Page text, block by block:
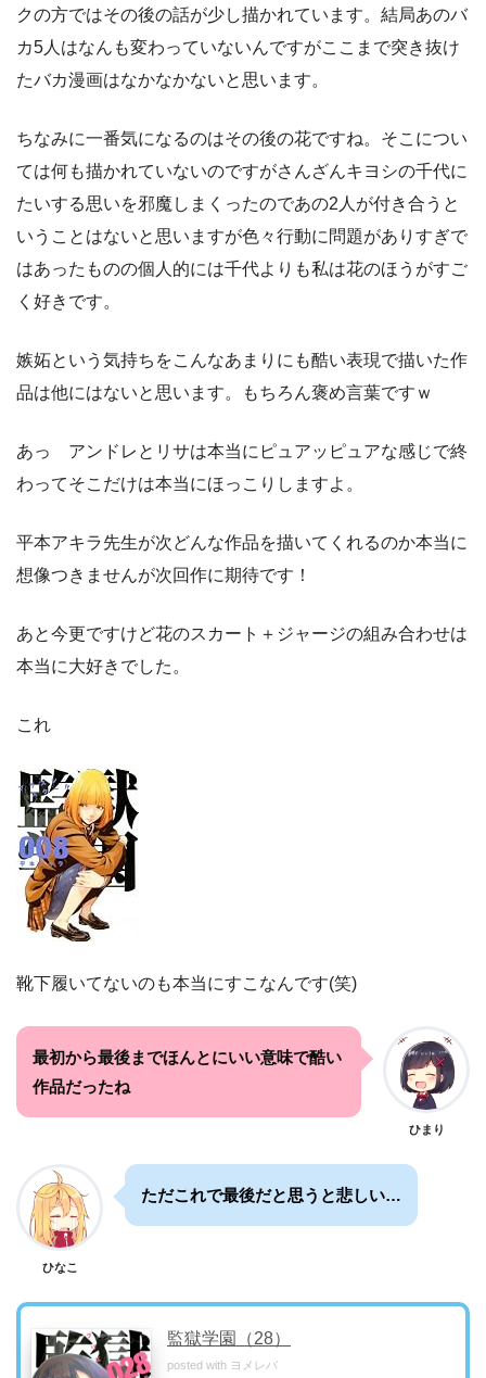
クの方ではその後の話が少し描かれています。結局あのバ
カ5人はなんも変わっていないんですがここまで突き抜け
たバカ漫画はなかなかないと思います。
ちなみに一番気になるのはその後の花ですね。そこについ
ては何も描かれていないのですがさんざんキヨシの千代に
たいする思いを邪魔しまくったのであの2人が付き合うと
いうことはないと思いますが色々行動に問題がありすぎで
はあったものの個人的には千代よりも私は花のほうがすご
く好きです。
嫉妬という気持ちをこんなあまりにも酷い表現で描いた作
品は他にはないと思います。もちろん褒め言葉ですｗ
あっ アンドレとリサは本当にピュアッピュアな感じで終
わってそこだけは本当にほっこりしますよ。
平本アキラ先生が次どんな作品を描いてくれるのか本当に
想像つきませんが次回作に期待です！
あと今更ですけど花のスカート＋ジャージの組み合わせは
本当に大好きでした。
これ
靴下履いてないのも本当にすこなんです(笑)
最初から最後までほんとにいい意味で酷い
作品だったね
ひまり
ひなこ
ただこれで最後だと思うと悲しい…
監獄学園（28）
posted with ヨメレバ